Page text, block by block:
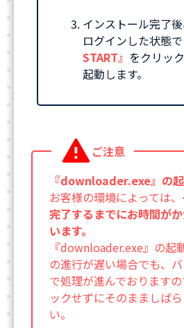
インストール完了
ログインした状態で
START』 をクリッ
起動します。
ご注意
『downloader.exe』の
お客様の環境によっては、
完了するまでにお時間が
います。
『downloader.exe』の起
の進行が遅い場合でも、
で処理が進んでおります
ックせずにそのまましば
い。